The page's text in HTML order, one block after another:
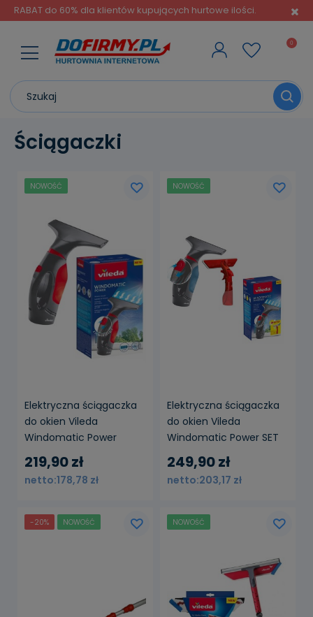
RABAT do 60% dla klientów kupujących hurtowe ilości.
Ściągaczki
Elektryczna ściągaczka
do okien Vileda
Windomatic Power
219,90 zł
178,78 zł
powiadom o
dostępności
NOWOŚĆ
Elektryczna ściągaczka
do okien Vileda
Windomatic Power SET
249,90 zł
203,17 zł
powiadom o
dostępności
NOWOŚĆ
-20% NOWOŚĆ NOWOŚĆ